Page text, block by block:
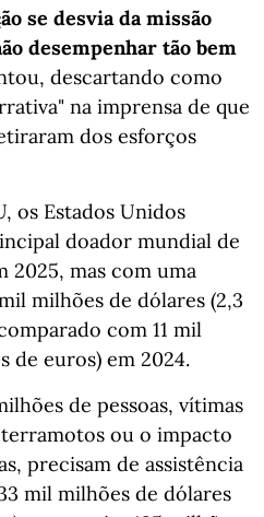
se desvia da missão
desempenhar tão bem
descartando como
na imprensa de que
dos esforços
os Estados Unidos
doador mundial de
2025, mas com uma
milhões de dólares (2,3
com 11 mil
de euros) em 2024.
de pessoas, vítimas
ou o impacto
precisam de assistência
mil milhões de dólares